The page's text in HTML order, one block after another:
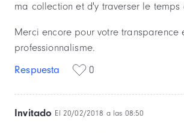
ma collection et d'y traverser le temps
Merci encore pour votre transparence
professionnalisme.
Respuesta
0
Invitado El 20/02/2018 a las 08:50